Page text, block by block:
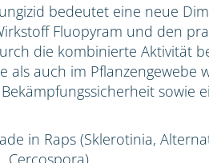
bedeutet eine neue
Fluopyram und den
die kombinierte Aktivität
als auch im
sowie
in Raps (Sklerotinia,
Cercospora)